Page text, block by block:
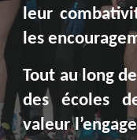
leur
les
Tout au long
des écoles
valeur